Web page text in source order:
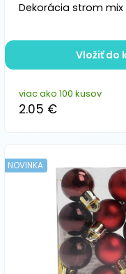
Dekorácia strom mix
viac ako 100 kusov
2.05 €
Vložiť do
NOVINKA